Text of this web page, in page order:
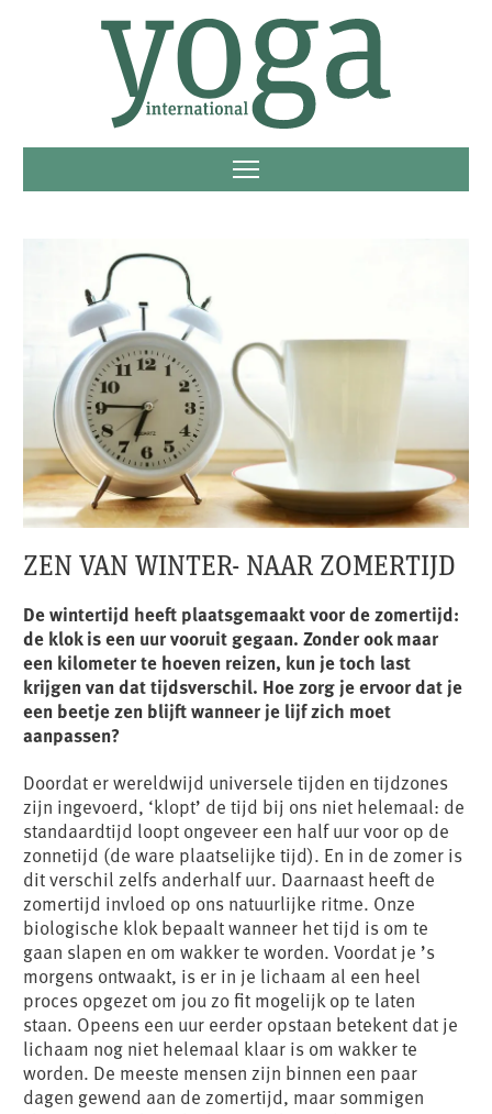
ZEN VAN WINTER- NAAR ZOMERTIJD
De wintertijd heeft plaatsgemaakt voor de zomertijd:
de klok is een uur vooruit gegaan. Zonder ook maar
een kilometer te hoeven reizen, kun je toch last
krijgen van dat tijdsverschil. Hoe zorg je ervoor dat je
een beetje zen blijft wanneer je lijf zich moet
aanpassen?
Doordat er wereldwijd universele tijden en tijdzones
zijn ingevoerd, ‘klopt’ de tijd bij ons niet helemaal: de
standaardtijd loopt ongeveer een half uur voor op de
zonnetijd (de ware plaatselijke tijd). En in de zomer is
dit verschil zelfs anderhalf uur. Daarnaast heeft de
zomertijd invloed op ons natuurlijke ritme. Onze
biologische klok bepaalt wanneer het tijd is om te
gaan slapen en om wakker te worden. Voordat je ’s
morgens ontwaakt, is er in je lichaam al een heel
proces opgezet om jou zo fit mogelijk op te laten
staan. Opeens een uur eerder opstaan betekent dat je
lichaam nog niet helemaal klaar is om wakker te
worden. De meeste mensen zijn binnen een paar
dagen gewend aan de zomertijd, maar sommigen